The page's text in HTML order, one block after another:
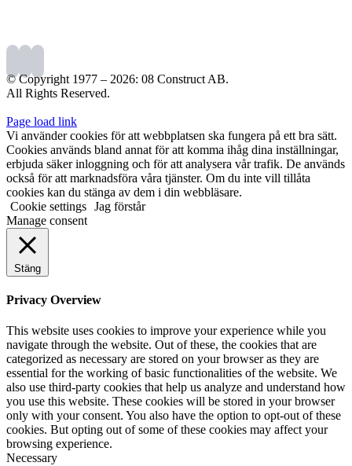
© Copyright 1977 – 2026: 08 Construct AB.
All Rights Reserved.
Page load link
Vi använder cookies för att webbplatsen ska fungera på ett bra sätt.
Cookies används bland annat för att komma ihåg dina inställningar,
erbjuda säker inloggning och för att analysera vår trafik. De används
också för att marknadsföra våra tjänster. Om du inte vill tillåta
cookies kan du stänga av dem i din webbläsare.
Cookie settings Jag förstår
Manage consent
Stäng
Privacy Overview
This website uses cookies to improve your experience while you
navigate through the website. Out of these, the cookies that are
categorized as necessary are stored on your browser as they are
essential for the working of basic functionalities of the website. We
also use third-party cookies that help us analyze and understand how
you use this website. These cookies will be stored in your browser
only with your consent. You also have the option to opt-out of these
cookies. But opting out of some of these cookies may affect your
browsing experience.
Necessary